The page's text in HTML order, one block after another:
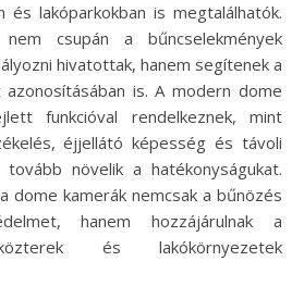
és lakóparkokban is megtalálhatók.
csupán a bűncselekmények
hivatottak, hanem segítenek a
is. A modern dome
funkcióval rendelkeznek, mint
éjjellátó képesség és távoli
növelik a hatékonyságukat.
dome kamerák nemcsak a bűnözés
hanem hozzájárulnak a
és lakókörnyezetek